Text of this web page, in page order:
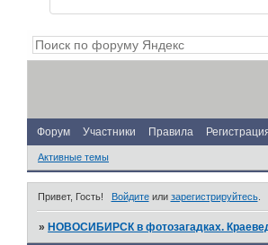
Форум Участники Правила
Активные темы
Привет, Гость! Войдитеили зарегистрируйтесь.
»НОВОСИБИРСК в фотозагадках.